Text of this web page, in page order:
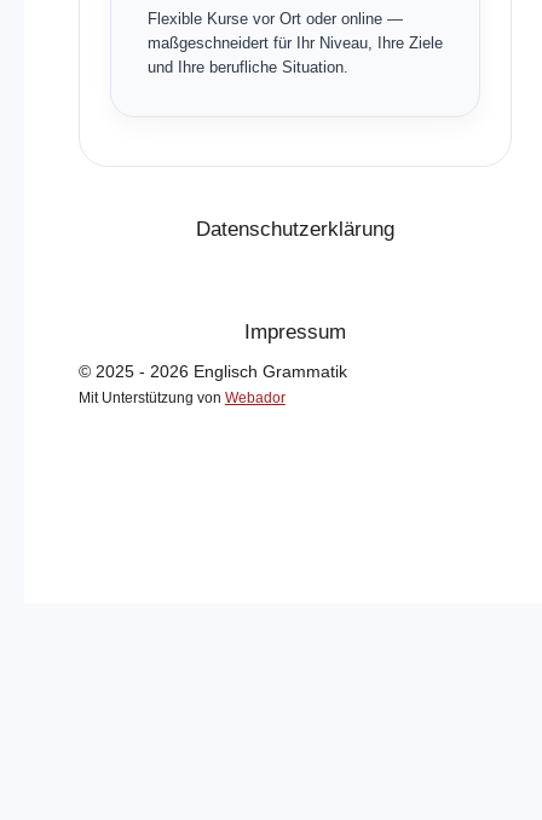
Flexible Kurse vor Ort oder online —
maßgeschneidert für Ihr Niveau, Ihre Ziele
und Ihre berufliche Situation.
Datenschutzerklärung
Impressum
© 2025 - 2026 Englisch Grammatik
Mit Unterstützung von Webador